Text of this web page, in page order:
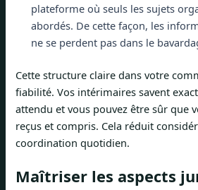
plateforme où seuls les sujets
abordés. De cette façon, les
ne se perdent pas dans le
Cette structure claire dans votre
fiabilité. Vos intérimaires savent
attendu et vous pouvez être sûr que
reçus et compris. Cela réduit
coordination quotidien.
Maîtriser les aspects